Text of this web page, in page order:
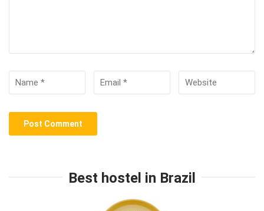
Best hostel in Brazil